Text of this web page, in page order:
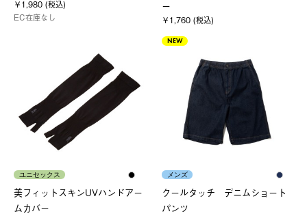
￥1,980 (税込)
EC在庫なし
ー
￥1,760 (税込)
ユニセックス
美フィットスキンUVハンドアー
ムカバー
NEW
メンズ
クールタッチ デニムショート
パンツ